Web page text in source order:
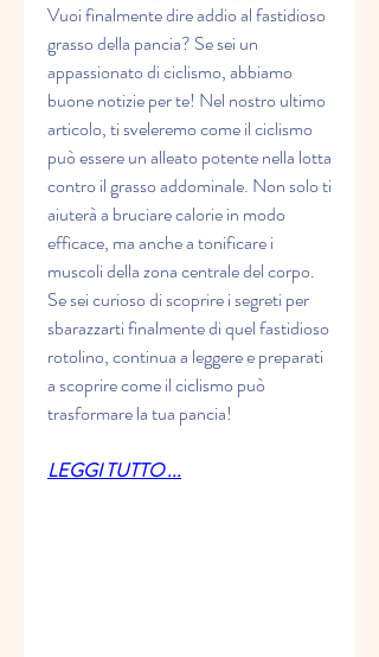
Vuoi finalmente dire addio al fastidioso
grasso della pancia? Se sei un
appassionato di ciclismo, abbiamo
buone notizie per te! Nel nostro ultimo
articolo, ti sveleremo come il ciclismo
può essere un alleato potente nella lotta
contro il grasso addominale. Non solo ti
aiuterà a bruciare calorie in modo
efficace, ma anche a tonificare i
muscoli della zona centrale del corpo.
Se sei curioso di scoprire i segreti per
sbarazzarti finalmente di quel fastidioso
rotolino, continua a leggere e preparati
a scoprire come il ciclismo può
trasformare la tua pancia!
LEGGI TUTTO ...